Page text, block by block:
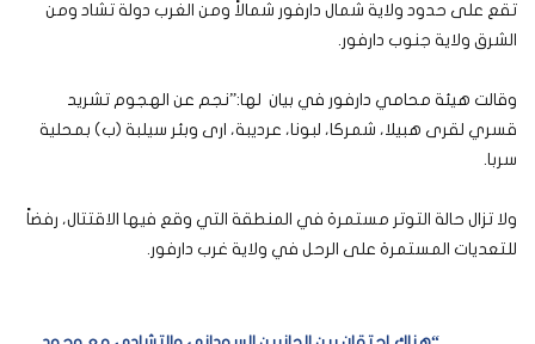
تقع على حدود ولاية شمال دارفور شمالاً ومن الغرب دولة تشاد ومن
الشرق ولاية جنوب دارفور.
وقالت هيئة محامي دارفور في بيان لها:”نجم عن الهجوم تشريد
قسري لقرى هبيلا، شمركا، لبونا، عرديبة، ارى وبئر سيلبة (ب) بمحلية
سربا.
ولا تزال حالة التوتر مستمرة في المنطقة التي وقع فيها الاقتتال، رفضاً
للتعديات المستمرة على الرحل في ولاية غرب دارفور.